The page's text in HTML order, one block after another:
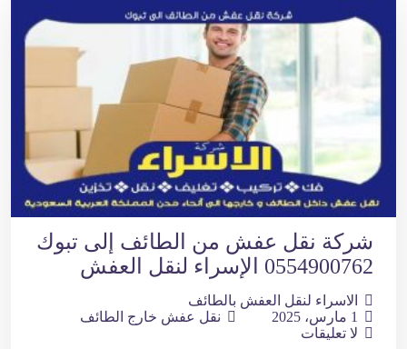
شركة نقل عفش من الطائف إلى تبوك
0554900762 الإسراء لنقل العفش
الاسراء لنقل العفش بالطائف
1 مارس، 2025
نقل عفش خارج الطائف
لا تعليقات